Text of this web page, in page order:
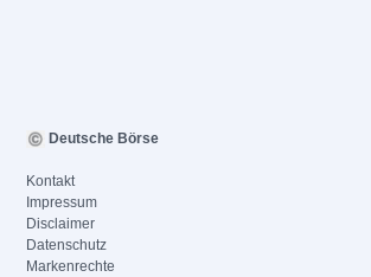
Deutsche Börse
Kontakt
Impressum
Disclaimer
Datenschutz
Markenrechte